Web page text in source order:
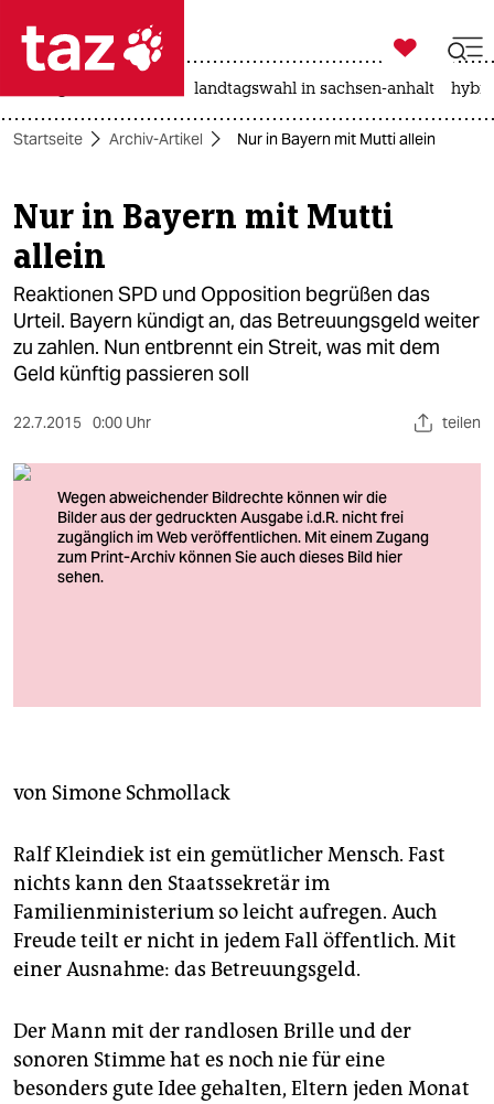
 taz zahl ich
taz zahl ich
themen
politik
öko
gesellschaft
berlin
nord
unterstützen
abo
genossenschaft

taz zahl ich
landtagswahl in sachsen-anhalt
Startseite Archiv-Artikel Nur in Bayern mit Mutti allein
Nur in Bayern mit Mutti
allein
Reaktionen SPD und Opposition begrüßen das
Urteil. Bayern kündigt an, das Betreuungsgeld weiter
zu zahlen. Nun entbrennt ein Streit, was mit dem
Geld künftig passieren soll
22.7.2015 0:00 Uhr teilen
von Simone Schmollack
Ralf Kleindiek ist ein gemütlicher Mensch. Fast
nichts kann den Staatssekretär im
Familienministerium so leicht aufregen. Auch
Freude teilt er nicht in jedem Fall öffentlich. Mit
einer Ausnahme: das Betreuungsgeld.
Der Mann mit der randlosen Brille und der
sonoren Stimme hat es noch nie für eine
besonders gute Idee gehalten, Eltern jeden Monat